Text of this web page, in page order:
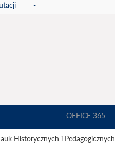
-
OFFICE 365
Historycznych i Pedagogicznych